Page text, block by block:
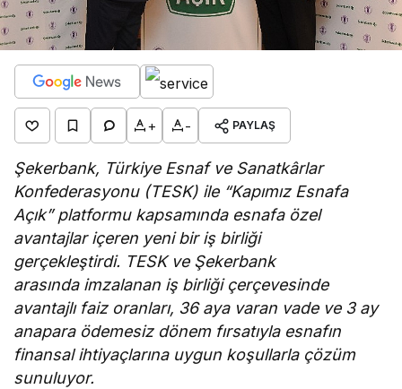
+ - PAYLAŞ
Şekerbank, Türkiye Esnaf ve Sanatkârlar
Konfederasyonu (TESK) ile “Kapımız Esnafa
Açık” platformu kapsamında esnafa özel
avantajlar içeren yeni bir iş birliği
gerçekleştirdi. TESK ve Şekerbank
arasında imzalanan iş birliği çerçevesinde
avantajlı faiz oranları, 36 aya varan vade ve 3 ay
anapara ödemesiz dönem fırsatıyla esnafın
finansal ihtiyaçlarına uygun koşullarla çözüm
sunuluyor.